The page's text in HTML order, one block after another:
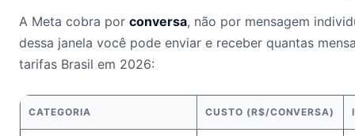
A Meta cobra por conversa, não por mensagem
dessa janela você pode enviar e receber quantas
tarifas Brasil em 2026:
CATEGORIA CUSTO (R$/CONVERSA)